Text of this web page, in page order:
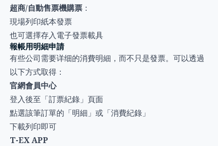
超商/自動售票機購票 ：
現場列印紙本發票
也可選擇存入電子發票載具
報帳用明細申請
有些公司需要详细的消費明細，而不只是發票。可以透過
以下方式取得：
官網會員中心
登入後至「訂票紀錄」頁面
點選該筆訂單的「明細」或「消費紀錄」
下載列印即可
T-EX APP